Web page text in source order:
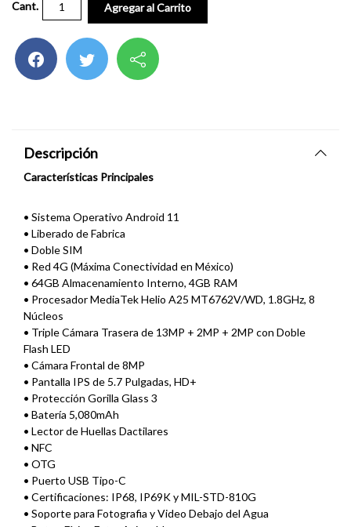
Cant. Agregar al Carrito
Descripción
Características Principales
• Sistema Operativo Android 11
• Liberado de Fabrica
• Doble SIM
• Red 4G (Máxima Conectividad en México)
• 64GB Almacenamiento Interno, 4GB RAM
• Procesador MediaTek Helio A25 MT6762V/WD, 1.8GHz, 8
Núcleos
• Triple Cámara Trasera de 13MP + 2MP + 2MP con Doble
Flash LED
• Cámara Frontal de 8MP
• Pantalla IPS de 5.7 Pulgadas, HD+
• Protección Gorilla Glass 3
• Batería 5,080mAh
• Lector de Huellas Dactilares
• NFC
• OTG
• Puerto USB Tipo-C
• Certificaciones: IP68, IP69K y MIL-STD-810G
• Soporte para Fotografia y Video Debajo del Agua